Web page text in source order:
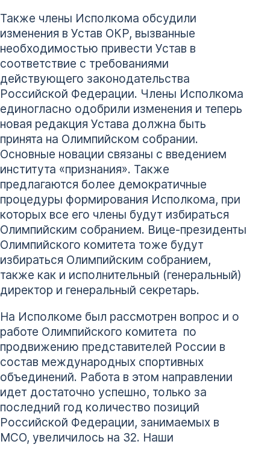
Также члены Исполкома обсудили
изменения в Устав ОКР, вызванные
необходимостью привести Устав в
соответствие с требованиями
действующего законодательства
Российской Федерации. Члены Исполкома
единогласно одобрили изменения и теперь
новая редакция Устава должна быть
принята на Олимпийском собрании.
Основные новации связаны с введением
института «признания». Также
предлагаются более демократичные
процедуры формирования Исполкома, при
которых все его члены будут избираться
Олимпийским собранием. Вице-президенты
Олимпийского комитета тоже будут
избираться Олимпийским собранием,
также как и исполнительный (генеральный)
директор и генеральный секретарь.
На Исполкоме был рассмотрен вопрос и о
работе Олимпийского комитета по
продвижению представителей России в
состав международных спортивных
объединений. Работа в этом направлении
идет достаточно успешно, только за
последний год количество позиций
Российской Федерации, занимаемых в
МСО, увеличилось на 32. Наши